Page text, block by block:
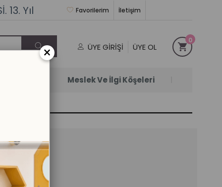
13. Yıl İletişim
Favorilerim
ÜYE GIRIŞI ÜYE OL
0
Meslek Ve İlgi Köşeleri
×